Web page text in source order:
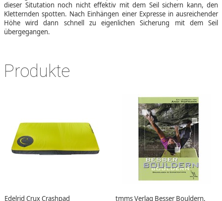
dieser Situtation noch nicht effektiv mit dem Seil sichern kann, den
Kletternden spotten. Nach Einhängen einer Expresse in ausreichender
Höhe wird dann schnell zu eigenlichen Sicherung mit dem Seil
übergegangen.
Produkte
Edelrid Crux Crashpad
tmms Verlag Besser Bouldern,